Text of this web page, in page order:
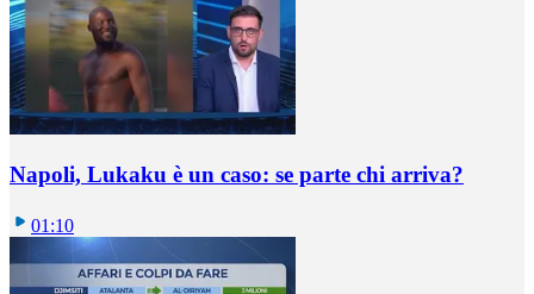
Napoli, Lukaku è un caso: se parte chi arriva?
01:10